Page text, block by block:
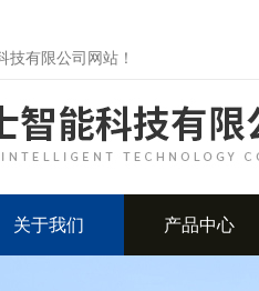
技有限公司网站！
关于我们 产品中心